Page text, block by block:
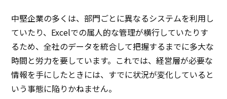
中堅企業の多くは、部門ごとに異なるシステムを利用し
ていたり、Excelでの属人的な管理が横行していたりす
るため、全社のデータを統合して把握するまでに多大な
時間と労力を要しています。これでは、経営層が必要な
情報を手にしたときには、すでに状況が変化していると
いう事態に陥りかねません。